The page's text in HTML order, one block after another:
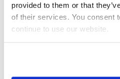
provided to them or that
of their services. You consent
continue to use our website.
Eingroßes Dankeschöngeht an
Samburski-Schmidt und Laura-
engagiert für diese Aktion
Kollegen in die jeweiligen